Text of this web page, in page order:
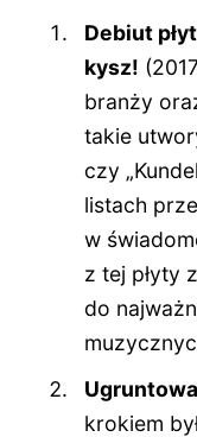
Debiut
kysz!
branży
takie
czy
listach
w
z tej płyty
do
krokiem